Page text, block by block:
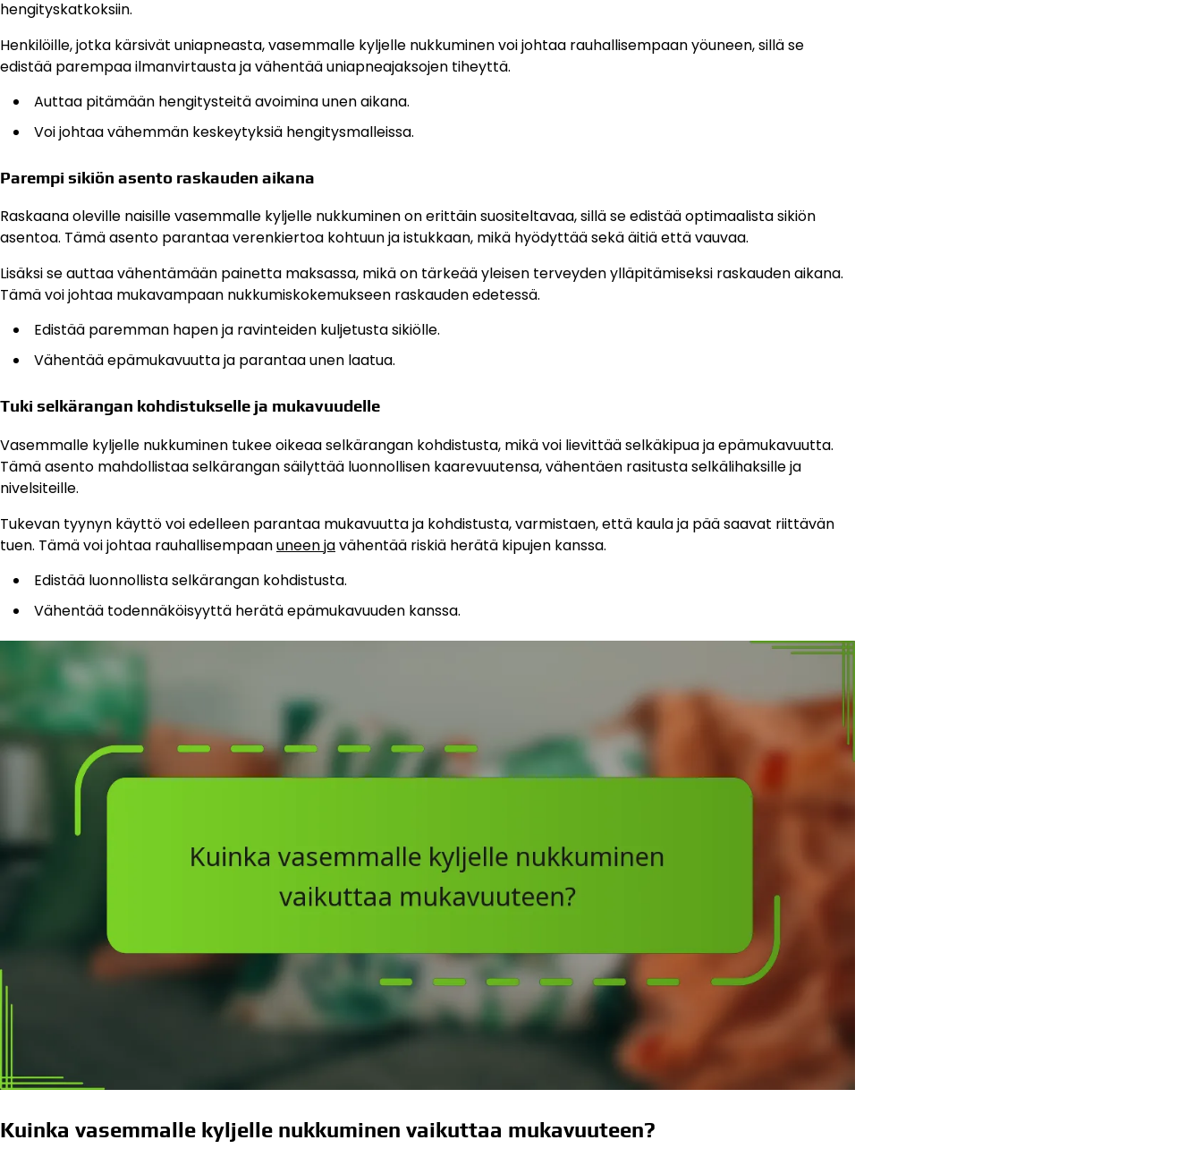
hengityskatkoksiin.
Henkilöille, jotka kärsivät uniapneasta, vasemmalle kyljelle nukkuminen voi johtaa rauhallisempaan yöuneen, sillä se
edistää parempaa ilmanvirtausta ja vähentää uniapneajaksojen tiheyttä.
Auttaa pitämään hengitysteitä avoimina unen aikana.
Voi johtaa vähemmän keskeytyksiä hengitysmalleissa.
Parempi sikiön asento raskauden aikana
Raskaana oleville naisille vasemmalle kyljelle nukkuminen on erittäin suositeltavaa, sillä se edistää optimaalista sikiön
asentoa. Tämä asento parantaa verenkiertoa kohtuun ja istukkaan, mikä hyödyttää sekä äitiä että vauvaa.
Lisäksi se auttaa vähentämään painetta maksassa, mikä on tärkeää yleisen terveyden ylläpitämiseksi raskauden aikana.
Tämä voi johtaa mukavampaan nukkumiskokemukseen raskauden edetessä.
Edistää paremman hapen ja ravinteiden kuljetusta sikiölle.
Vähentää epämukavuutta ja parantaa unen laatua.
Tuki selkärangan kohdistukselle ja mukavuudelle
Vasemmalle kyljelle nukkuminen tukee oikeaa selkärangan kohdistusta, mikä voi lievittää selkäkipua ja epämukavuutta.
Tämä asento mahdollistaa selkärangan säilyttää luonnollisen kaarevuutensa, vähentäen rasitusta selkälihaksille ja
nivelsiteille.
Tukevan tyynyn käyttö voi edelleen parantaa mukavuutta ja kohdistusta, varmistaen, että kaula ja pää saavat riittävän
tuen. Tämä voi johtaa rauhallisempaanuneen javähentää riskiä herätä kipujen kanssa.
Edistää luonnollista selkärangan kohdistusta.
Vähentää todennäköisyyttä herätä epämukavuuden kanssa.
Kuinka vasemmalle kyljelle nukkuminen vaikuttaa mukavuuteen?